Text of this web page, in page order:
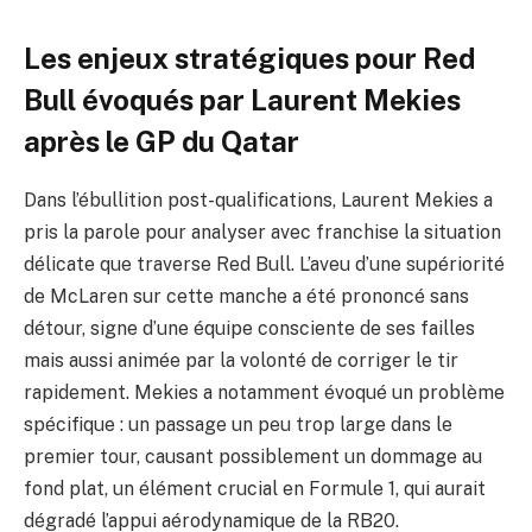
Les enjeux stratégiques pour Red
Bull évoqués par Laurent Mekies
après le GP du Qatar
Dans l’ébullition post-qualifications, Laurent Mekies a
pris la parole pour analyser avec franchise la situation
délicate que traverse Red Bull. L’aveu d’une supériorité
de McLaren sur cette manche a été prononcé sans
détour, signe d’une équipe consciente de ses failles
mais aussi animée par la volonté de corriger le tir
rapidement. Mekies a notamment évoqué un problème
spécifique : un passage un peu trop large dans le
premier tour, causant possiblement un dommage au
fond plat, un élément crucial en Formule 1, qui aurait
dégradé l’appui aérodynamique de la RB20.